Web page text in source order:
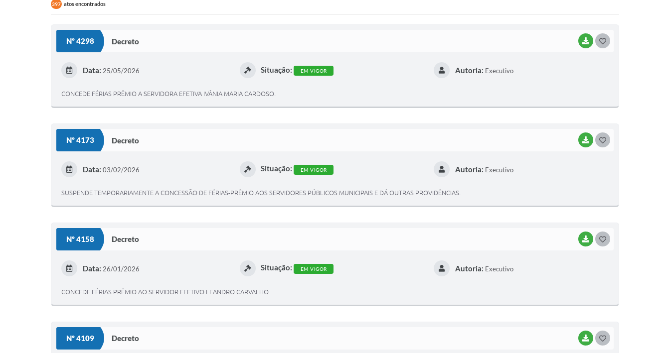
397 atos encontrados
Nº 4298 Decreto BAIXAR
Data: 25/05/2026 Situação: EM VIGOR Autoria: Executivo
CONCEDE FÉRIAS PRÊMIO A SERVIDORA EFETIVA IVÂNIA MARIA CARDOSO.
Nº 4173 Decreto BAIXAR
Data: 03/02/2026 Situação: EM VIGOR Autoria: Executivo
SUSPENDE TEMPORARIAMENTE A CONCESSÃO DE FÉRIAS-PRÊMIO AOS SERVIDORES PÚBLICOS MUNICIPAIS E DÁ OUTRAS PROVIDÊNCIAS.
Nº 4158 Decreto BAIXAR
Data: 26/01/2026 Situação: EM VIGOR Autoria: Executivo
CONCEDE FÉRIAS PRÊMIO AO SERVIDOR EFETIVO LEANDRO CARVALHO.
Nº 4109 Decreto BAIXAR